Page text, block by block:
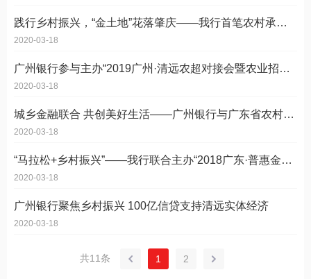
践行乡村振兴，“金土地”花落肇庆——我行首笔农村承包土地经营权抵押贷款顺利发放
2020-03-18
广州银行参与主办“2019广州·清远农超对接会暨农业招商推介会” 助力广清大湾区“菜篮子”建设
2020-03-18
城乡金融联合 共创美好生活——广州银行与广东省农村信用社联合社签订战略合作协议
2020-03-18
“马拉松+乡村振兴”——我行联合主办“2018广东·普惠金融支持乡村振兴暨德庆贡柑开摘节”
2020-03-18
广州银行聚焦乡村振兴 100亿信贷支持清远实体经济
2020-03-18
共11条 1 2